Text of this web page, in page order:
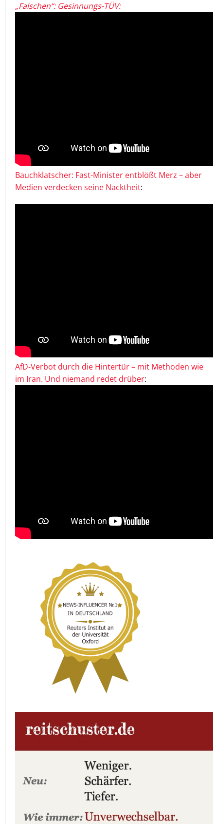
„Falschen“: Gesinnungs-TÜV:
Bauchklatscher: Fast-Minister entblößt Merz – aber
Medien verdecken seine Nacktheit:
AfD-Verbot durch die Hintertür – mit Methoden wie
im Iran. Und niemand redet drüber: